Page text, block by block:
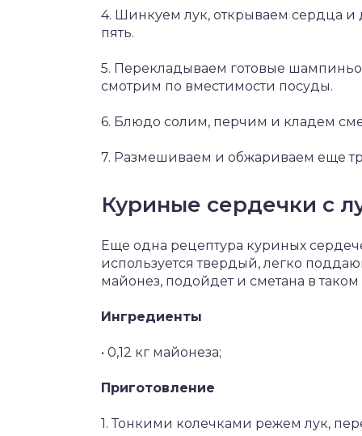
4. Шинкуем лук, открываем сердца
пять.
5. Перекладываем готовые
смотрим по вместимости посуды.
6. Блюдо солим, перчим и кладем
7. Размешиваем и обжариваем еще
Куриные сердечки с
Еще одна рецептура куриных
используется твердый, легко
майонез, подойдет и сметана в
Ингредиенты
• 0,12 кг майонеза;
Приготовление
1. Тонкими колечками режем лук,